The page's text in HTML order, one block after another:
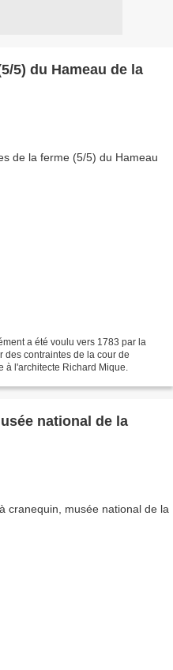
5) du Hameau de la
a été voulu vers 1783 par la
des contraintes de la cour de
à l'architecte Richard Mique.
national de la